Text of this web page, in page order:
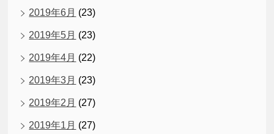
2019年6月 (23)
2019年5月 (23)
2019年4月 (22)
2019年3月 (23)
2019年2月 (27)
2019年1月 (27)